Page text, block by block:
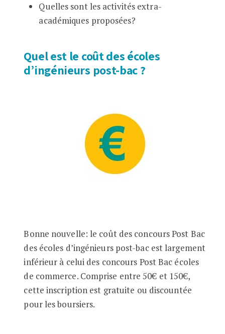
Quelles sont les activités extra-
académiques proposées?
Quel est le coût des écoles
d’ingénieurs post-bac ?
Bonne nouvelle: le coût des concours Post Bac
des écoles d’ingénieurs post-bac est largement
inférieur à celui des concours Post Bac écoles
de commerce. Comprise entre 50€ et 150€,
cette inscription est gratuite ou discountée
pour les boursiers.